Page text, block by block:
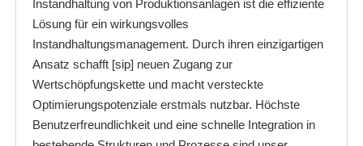
Instandhaltung von Produktionsanlagen ist die effiziente
Lösung für ein wirkungsvolles
Instandhaltungsmanagement. Durch ihren einzigartigen
Ansatz schafft [sip] neuen Zugang zur
Wertschöpfungskette und macht versteckte
Optimierungspotenziale erstmals nutzbar. Höchste
Benutzerfreundlichkeit und eine schnelle Integration in